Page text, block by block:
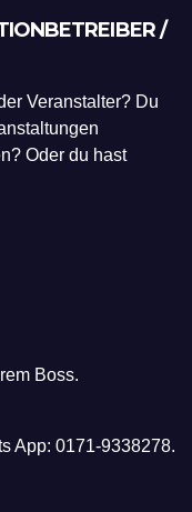
/
Veranstalter? Du
Oder du hast
Boss.
App: 0171-9338278.